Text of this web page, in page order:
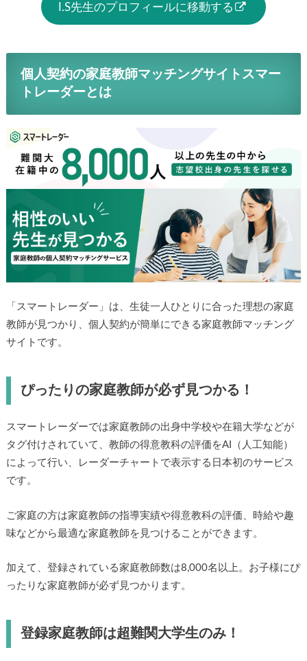
I.S先生のプロフィールに移動する
個人契約の家庭教師マッチングサイトスマー
トレーダーとは
「スマートレーダー」は、生徒一人ひとりに合った理想の家庭
教師が見つかり、個人契約が簡単にできる家庭教師マッチング
サイトです。
ぴったりの家庭教師が必ず見つかる！
スマートレーダーでは家庭教師の出身中学校や在籍大学などが
タグ付けされていて、教師の得意教科の評価をAI（人工知能）
によって行い、レーダーチャートで表示する日本初のサービス
です。
ご家庭の方は家庭教師の指導実績や得意教科の評価、時給や趣
味などから最適な家庭教師を見つけることができます。
加えて、登録されている家庭教師数は8,000名以上。お子様にぴ
ったりな家庭教師が必ず見つかります。
登録家庭教師は超難関大学生のみ！